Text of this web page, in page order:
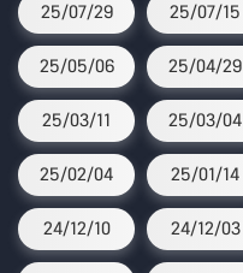
25/07/29 25/07/15
25/05/06 25/04/29
25/03/11 25/03/04
25/02/04 25/01/14
24/12/10 24/12/03